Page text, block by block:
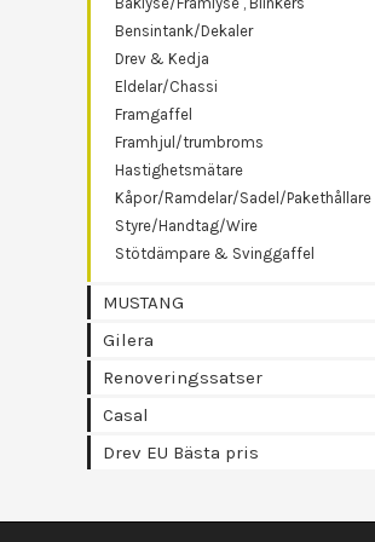
Bensintank/Dekaler
Drev & Kedja
Eldelar/Chassi
Framgaffel
Framhjul/trumbroms
Hastighetsmätare
Kåpor/Ramdelar/Sadel/Pakethållare
Styre/Handtag/Wire
Stötdämpare & Svinggaffel
MUSTANG
Gilera
Renoveringssatser
Casal
Drev EU Bästa pris